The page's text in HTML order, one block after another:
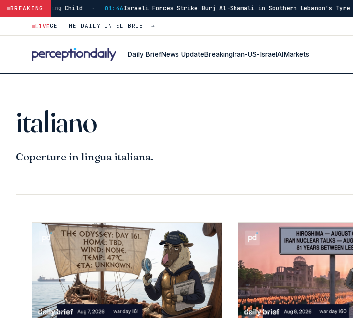
BREAKING
Child · 01:46Israeli Forces Strike Burj Al-Shamali in Southern Lebanon's Tyre District ·
LIVEGET THE DAILY INTEL BRIEF →
Daily BriefNews UpdateBreaking Iran-US-IsraelAI Markets
italiano
Coperture in lingua italiana.